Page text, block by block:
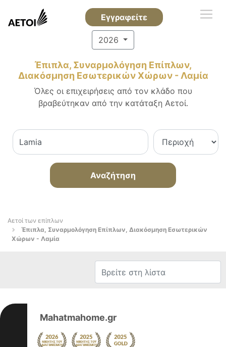
Εγγραφείτε
2026
Έπιπλα, Συναρμολόγηση Επίπλων,
Διακόσμηση Εσωτερικών Χώρων - Λαμία
Όλες οι επιχειρήσεις από τον κλάδο που
βραβεύτηκαν από την κατάταξη Αετοί.
Αναζήτηση
Αετοί των επίπλων
Έπιπλα, Συναρμολόγηση Επίπλων, Διακόσμηση Εσωτερικών
Χώρων - Λαμία
Mahatmahome.gr